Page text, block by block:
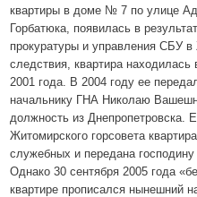
квартиры в доме № 7 по улице
Горбатюка, появилась в
прокуратуры и управления СБУ
следствия, квартира находилась
2001 года. В 2004 году ее
начальнику ГНА Николаю
должность из Днепропетровска.
Житомирского горсовета
служебных и передана
Однако 30 сентября 2005 года
квартире прописался нынешний